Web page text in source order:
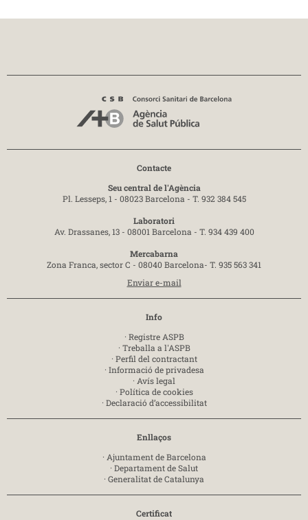
Contacte
Seu central de l'Agència
Pl. Lesseps, 1 - 08023 Barcelona - T. 932 384 545
Laboratori
Av. Drassanes, 13 - 08001 Barcelona - T. 934 439 400
Mercabarna
Zona Franca, sector C - 08040 Barcelona- T. 935 563 341
Enviar e-mail
Info
· Registre ASPB
· Treballa a l'ASPB
· Perfil del contractant
· Informació de privadesa
· Avís legal
· Política de cookies
· Declaració d’accessibilitat
Enllaços
· Ajuntament de Barcelona
· Departament de Salut
· Generalitat de Catalunya
Certificat